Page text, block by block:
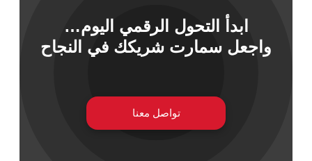
ابدأ التحول الرقمي اليوم…
واجعل سمارت شريكك في النجاح
تواصل معنا